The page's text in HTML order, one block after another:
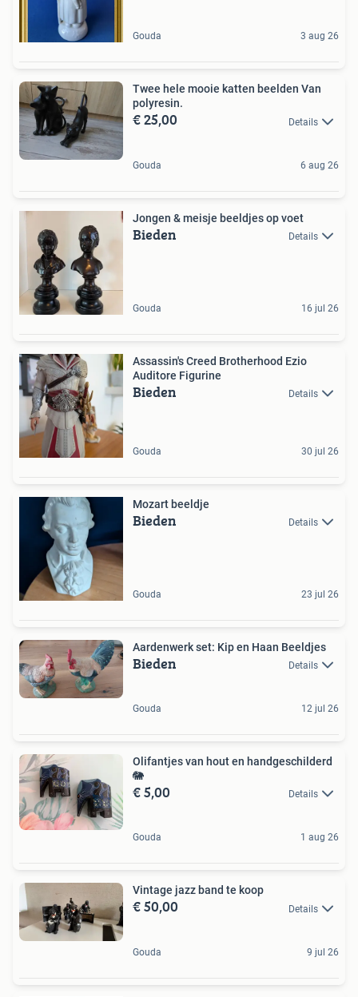
Gouda 3 aug 26
Twee hele mooie katten beelden Van
polyresin.
€ 25,00 Details
Gouda 6 aug 26
Jongen & meisje beeldjes op voet
Bieden Details
Gouda 16 jul 26
Assassin's Creed Brotherhood Ezio
Auditore Figurine
Bieden Details
Gouda 30 jul 26
Mozart beeldje
Bieden Details
Gouda 23 jul 26
Aardenwerk set: Kip en Haan Beeldjes
Bieden Details
Gouda 12 jul 26
Olifantjes van hout en handgeschilderd
🐘
€ 5,00 Details
Gouda 1 aug 26
Vintage jazz band te koop
€ 50,00 Details
Gouda 9 jul 26